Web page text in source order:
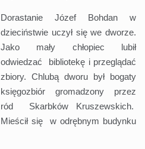
Dorastanie Józef Bohdan w
dzieciństwie uczył się we dworze.
Jako mały chłopiec lubił
odwiedzać bibliotekę i przeglądać
zbiory. Chlubą dworu był bogaty
księgozbiór gromadzony przez
ród Skarbków Kruszewskich.
Mieścił się w odrębnym budynku